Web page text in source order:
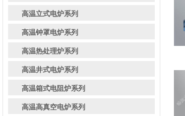
高温立式电炉系列
高温钟罩电炉系列
高温热处理炉系列
高温井式电炉系列
高温箱式电阻炉系列
高温高真空电炉系列